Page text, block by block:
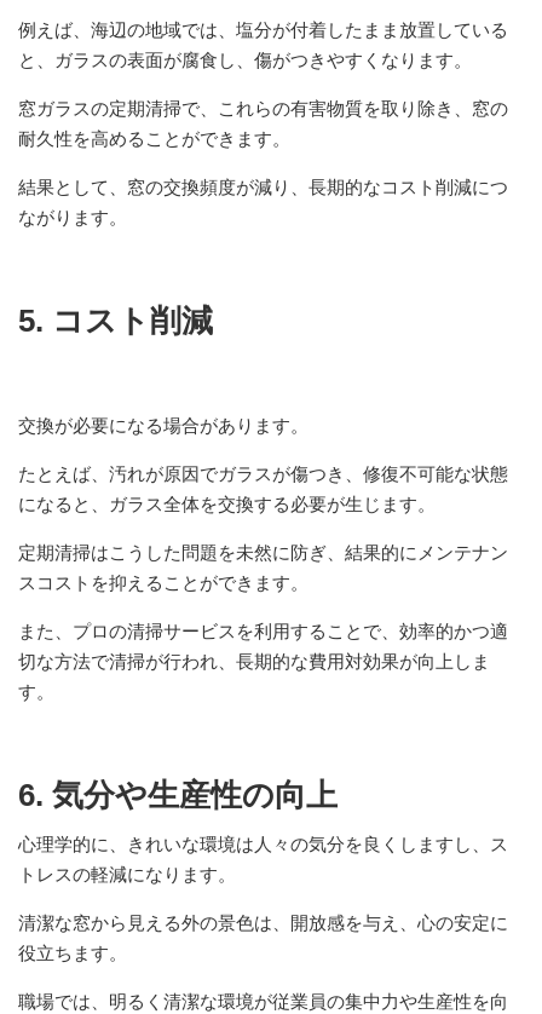
例えば、海辺の地域では、塩分が付着したまま放置している
と、ガラスの表面が腐食し、傷がつきやすくなります。
窓ガラスの定期清掃で、これらの有害物質を取り除き、窓の
耐久性を高めることができます。
結果として、窓の交換頻度が減り、長期的なコスト削減につ
ながります。
5. コスト削減
交換が必要になる場合があります。
たとえば、汚れが原因でガラスが傷つき、修復不可能な状態
になると、ガラス全体を交換する必要が生じます。
定期清掃はこうした問題を未然に防ぎ、結果的にメンテナン
スコストを抑えることができます。
また、プロの清掃サービスを利用することで、効率的かつ適
切な方法で清掃が行われ、長期的な費用対効果が向上しま
す。
6. 気分や生産性の向上
心理学的に、きれいな環境は人々の気分を良くしますし、ス
トレスの軽減になります。
清潔な窓から見える外の景色は、開放感を与え、心の安定に
役立ちます。
職場では、明るく清潔な環境が従業員の集中力や生産性を向